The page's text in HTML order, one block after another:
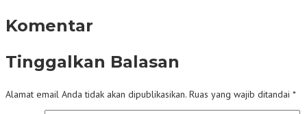
Komentar
Tinggalkan Balasan
Alamat email Anda tidak akan dipublikasikan. Ruas yang wajib ditandai *